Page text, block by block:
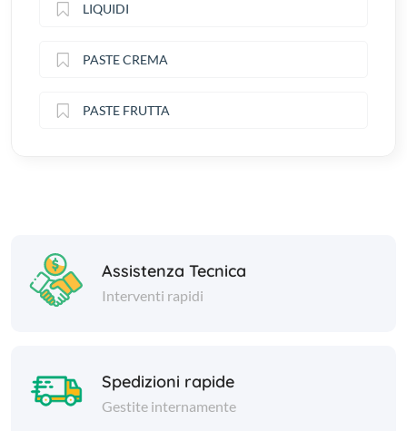
LIQUIDI
PASTE CREMA
PASTE FRUTTA
Assistenza Tecnica
Interventi rapidi
Spedizioni rapide
Gestite internamente